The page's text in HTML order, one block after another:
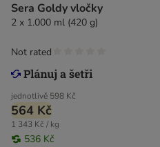
Sera Goldy vločky
2 x 1.000 ml (420 g)
jednotlivě 598 Kč
564 Kč
1 343 Kč / kg
536 Kč
Not rated